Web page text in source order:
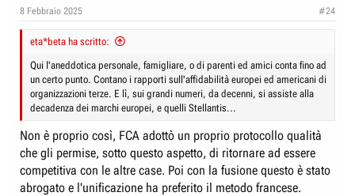
8 Febbraio 2025 #24
eta*beta ha scritto:
Qui l'aneddotica personale, famigliare, o di parenti ed amici conta fino ad
un certo punto. Contano i rapporti sull'affidabilità europei ed americani di
organizzazioni terze. E lì, sui grandi numeri, da decenni, si assiste alla
decadenza dei marchi europei, e quelli Stellantis...
Non è proprio così, FCA adottò un proprio protocollo qualità
che gli permise, sotto questo aspetto, di ritornare ad essere
competitiva con le altre case. Poi con la fusione questo è stato
abrogato e l'unificazione ha preferito il metodo francese.